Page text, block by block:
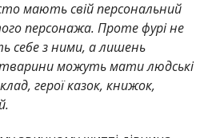
мають свій персональний
персонажа. Проте фурі не
з ними, а лишень
можуть мати людські
герої казок, книжок,